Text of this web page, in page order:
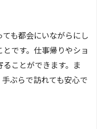
も都会にいながらにし
です。仕事帰りやショ
ことができます。ま
ぶらで訪れても安心で